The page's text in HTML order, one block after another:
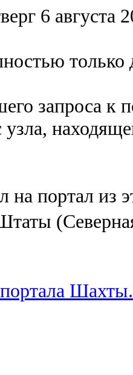
6 августа
только
запроса к
узла,
портал из